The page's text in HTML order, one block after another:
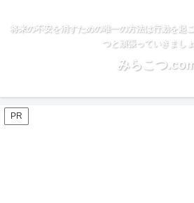
将来の不安を消すための唯一の方法は行動を起
つと頑張っていきましょ
みらこつ
PR